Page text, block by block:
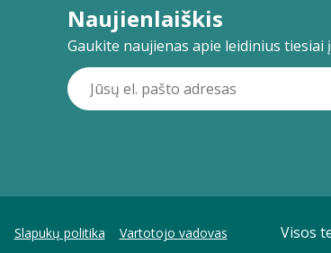
Naujienlaiškis
Gaukite naujienas apie leidinius tiesiai
Visos
Slapukų politika Vartotojo vadovas